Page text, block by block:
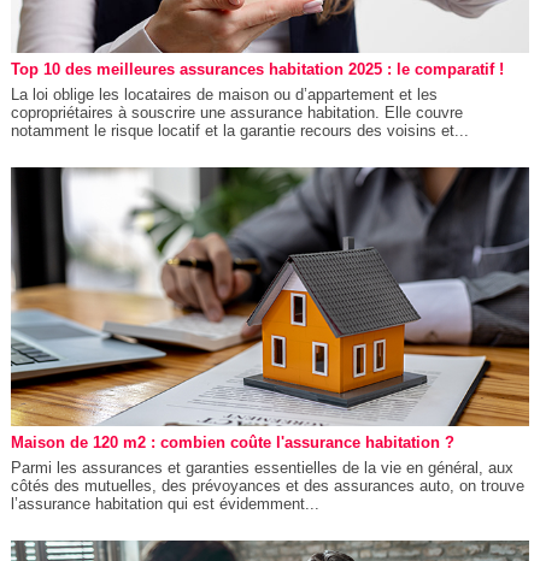
Top 10 des meilleures assurances habitation 2025 : le comparatif !
La loi oblige les locataires de maison ou d’appartement et les
copropriétaires à souscrire une assurance habitation. Elle couvre
notamment le risque locatif et la garantie recours des voisins et...
Maison de 120 m2 : combien coûte l'assurance habitation ?
Parmi les assurances et garanties essentielles de la vie en général, aux
côtés des mutuelles, des prévoyances et des assurances auto, on trouve
l’assurance habitation qui est évidemment...